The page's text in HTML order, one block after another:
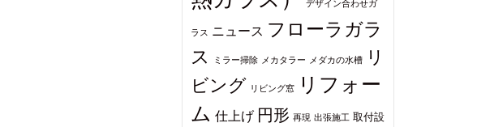
デザイン合わせガ
ラス ニュース フローラガラ
ス
ミラー掃除 メカタラー メダカの水槽
リ
ビング リビング窓
リフォー
ム 仕上げ 円形 再現 出張施工 取付設